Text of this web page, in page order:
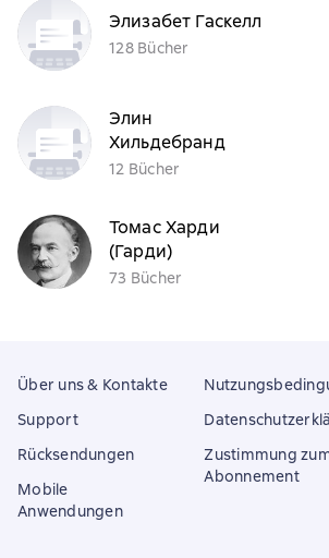
Элизабет Гаскелл
128 Bücher
Элин
Хильдебранд
12 Bücher
Томас Харди
(Гарди)
73 Bücher
Über uns & Kontakte
Support
Rücksendungen
Mobile
Anwendungen
Zustimmung
Abonnement